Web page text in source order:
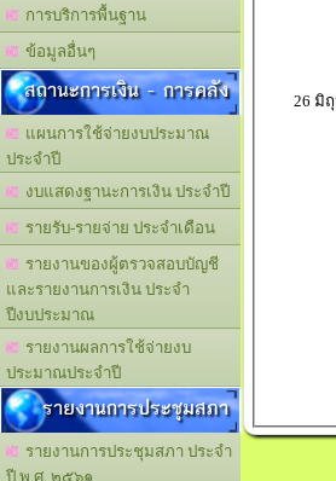
การบริการพื้นฐาน
ข้อมูลอื่นๆ
สถานะการเงิน - การคลัง
แผนการใช้จ่ายงบประมาณ
ประจำปี
งบแสดงฐานะการเงิน ประจำปี
รายรับ-รายจ่าย ประจำเดือน
รายงานของผู้ตรวจสอบบัญชี
และรายงานการเงิน ประจำ
ปีงบประมาณ
รายงานผลการใช้จ่ายงบ
ประมาณประจำปี
รายงานการประชุมสภา
รายงานการประชุมสภา ประจำ
ปี พ.ศ. ๒๕๖๑
26 มิ